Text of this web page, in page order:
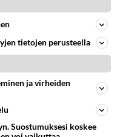
tuntea toista
kuin
tapauksessa
tietojen perusteella
ja virheiden
Suostumuksesi koskee